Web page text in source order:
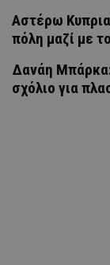
Αστέρω
πόλη μαζί με
Δανάη
σχόλιο για